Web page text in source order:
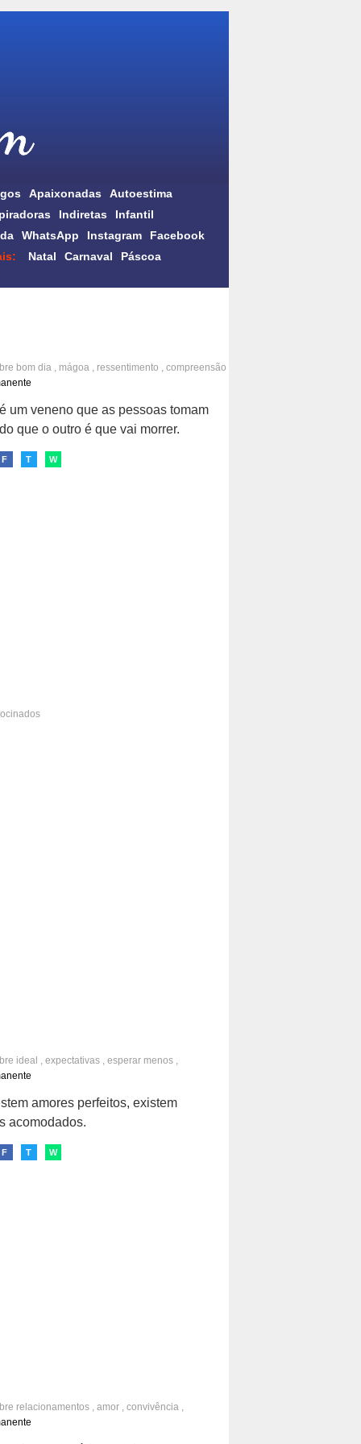
Apaixonadas
Autoestima
Indiretas
Infantil
WhatsApp Instagram
Facebook
Natal Carnaval
Páscoa
bom dia, mágoa, ressentimento , compreensão
,perdão
um veneno que as pessoas tomam
que o outro é que vai morrer.
F T W
ideal , expectativas, esperar menos,
,aceitação
amores perfeitos, existem
acomodados.
F T W
relacionamentos, amor, convivência,
honestidade